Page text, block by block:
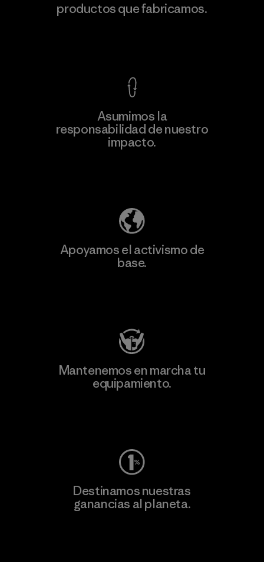
información
Material-supplier
productos que fabricamos.
Asumimos la
responsabilidad de nuestro
impacto.
Apoyamos el activismo de
base.
Mantenemos en marcha tu
equipamiento.
Destinamos nuestras
ganancias al planeta.